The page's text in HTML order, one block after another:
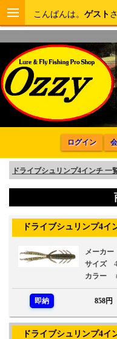
こんばんは。 ゲスト
ログイン
ドライブシュリンプ4インチ 一
ドライブシュリンプ4イ
メーカー
サイズ
カラー
即納 858円
ドライブシュリンプ4イ